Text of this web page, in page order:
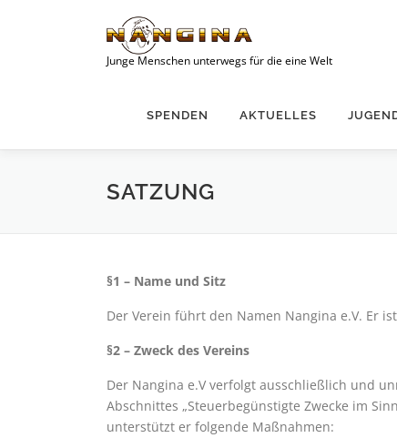
Junge Menschen unterwegs für die eine Welt
SPENDEN AKTUELLES
SATZUNG
§1 – Name und Sitz
Der Verein führt den Namen Nangina e.V. Er
§2 – Zweck des Vereins
Der Nangina e.V verfolgt ausschließlich und
Abschnittes „Steuerbegünstigte Zwecke im
unterstützt er folgende Maßnahmen: